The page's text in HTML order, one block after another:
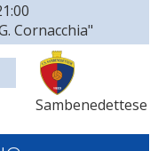
Cornacchia"
Sambenedettese